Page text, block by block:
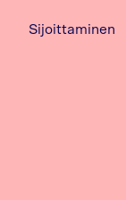
Sijoittaminen